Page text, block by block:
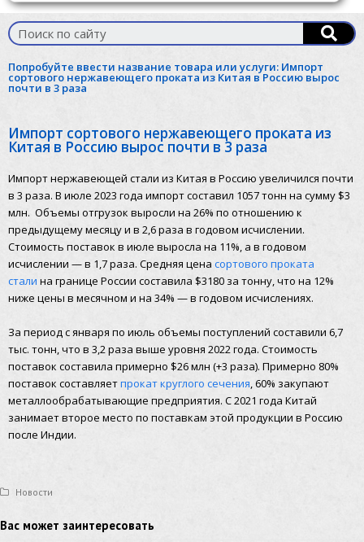
Попробуйте ввести название товара или услуги: Импорт
сортового нержавеющего проката из Китая в Россию вырос
почти в 3 раза
Импорт сортового нержавеющего проката из
Китая в Россию вырос почти в 3 раза
Импорт нержавеющей стали из Китая в Россию увеличился почти
в 3 раза. В июле 2023 года импорт составил 1057 тонн на сумму $3
млн. Объемы отгрузок выросли на 26% по отношению к
предыдущему месяцу и в 2,6 раза в годовом исчислении.
Стоимость поставок в июле выросла на 11%, а в годовом
исчислении — в 1,7 раза. Средняя цена сортового проката
стали на границе России составила $3180 за тонну, что на 12%
ниже цены в месячном и на 34% — в годовом исчислениях.
За период с января по июль объемы поступлений составили 6,7
тыс. тонн, что в 3,2 раза выше уровня 2022 года. Стоимость
поставок составила примерно $26 млн (+3 раза). Примерно 80%
поставок составляетпрокат круглого сечения, 60% закупают
металлообрабатывающие предприятия. С 2021 года Китай
занимает второе место по поставкам этой продукции в Россию
после Индии.
Новости
Вас может заинтересовать